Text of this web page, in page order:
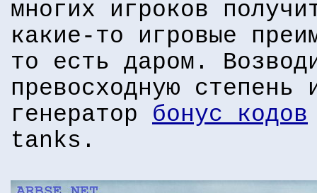
многих игроков
какие-то игровые
то есть даром.
превосходную степень
генератор бонус кодов
tanks.